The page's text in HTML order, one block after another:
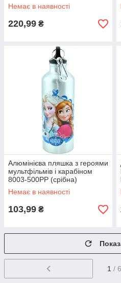
Немає в наявності
220,99 ₴
Алюмінієва пляшка з героями
мультфільмів і карабіном
8003-500PP (срібна)
Немає в наявності
103,99 ₴
1 / 6